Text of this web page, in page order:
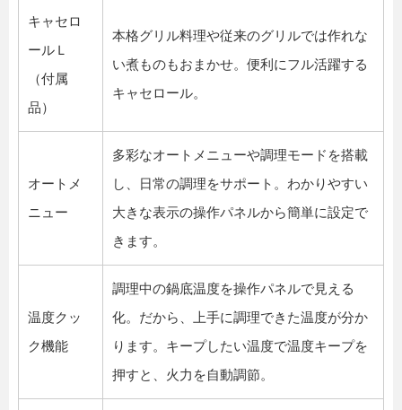
キャセロ
ールＬ
（付属
品）
本格グリル料理や従来のグリルでは作れな
い煮ものもおまかせ。便利にフル活躍する
キャセロール。
オートメ
ニュー
多彩なオートメニューや調理モードを搭載
し、日常の調理をサポート。わかりやすい
大きな表示の操作パネルから簡単に設定で
きます。
温度クッ
ク機能
調理中の鍋底温度を操作パネルで見える
化。だから、上手に調理できた温度が分か
ります。キープしたい温度で温度キープを
押すと、火力を自動調節。